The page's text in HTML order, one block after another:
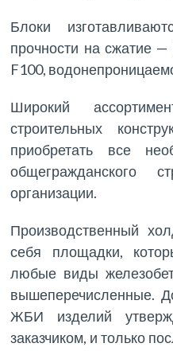
Блоки
прочности на сжатие
F100,
Широкий
строительных
приобретать все
общегражданского
организации.
Производственный
себя площадки,
любые виды
вышеперечисленные.
ЖБИ изделий
заказчиком, и только